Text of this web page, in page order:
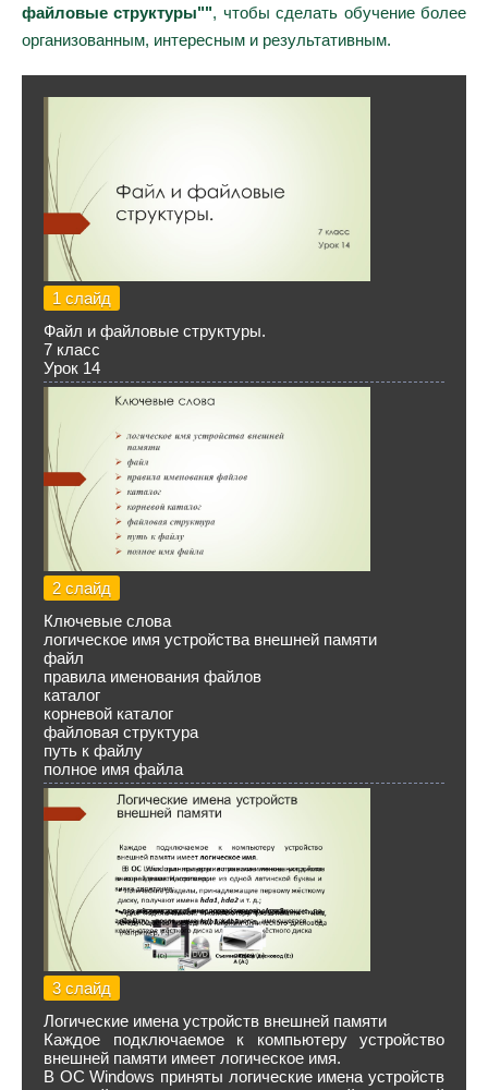
файловые структуры"", чтобы сделать обучение более
организованным, интересным и результативным.
1 слайд
Файл и файловые структуры.
7 класс
Урок 14
2 слайд
Ключевые слова
логическое имя устройства внешней памяти
файл
правила именования файлов
каталог
корневой каталог
файловая структура
путь к файлу
полное имя файла
3 слайд
Логические имена устройств внешней памяти
Каждое подключаемое к компьютеру устройство
внешней памяти имеет логическое имя.
В ОС Windows приняты логические имена устройств